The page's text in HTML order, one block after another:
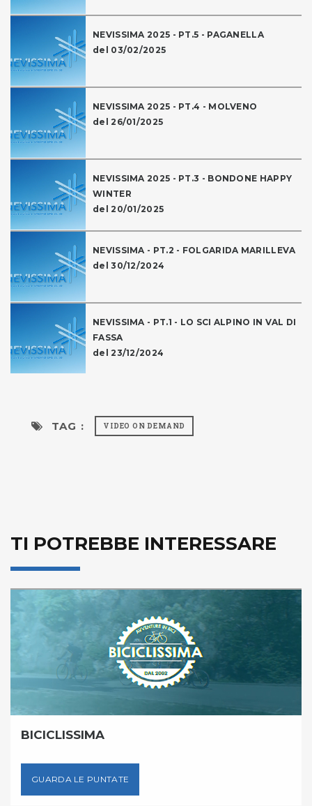
NEVISSIMA 2025 - PT.5 - PAGANELLA
del 03/02/2025
NEVISSIMA 2025 - PT.4 - MOLVENO
del 26/01/2025
NEVISSIMA 2025 - PT.3 - BONDONE HAPPY
WINTER
del 20/01/2025
NEVISSIMA - PT.2 - FOLGARIDA MARILLEVA
del 30/12/2024
NEVISSIMA - PT.1 - LO SCI ALPINO IN VAL DI
FASSA
del 23/12/2024
TAG : VIDEO ON DEMAND
TI POTREBBE INTERESSARE
BICICLISSIMA
GUARDA LE PUNTATE